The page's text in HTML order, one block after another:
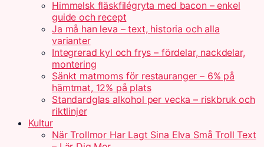
Himmelsk fläskfilégryta med bacon – enkel
guide och recept
Ja må han leva – text, historia och alla
varianter
Integrerad kyl och frys – fördelar, nackdelar,
montering
Sänkt matmoms för restauranger – 6% på
hämtmat, 12% på plats
Standardglas alkohol per vecka – riskbruk och
riktlinjer
Kultur
När Trollmor Har Lagt Sina Elva Små Troll Text